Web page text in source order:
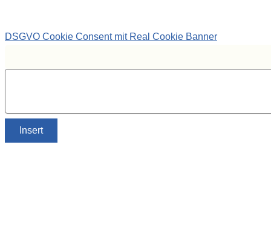
DSGVO Cookie Consent mit Real Cookie Banner
Insert